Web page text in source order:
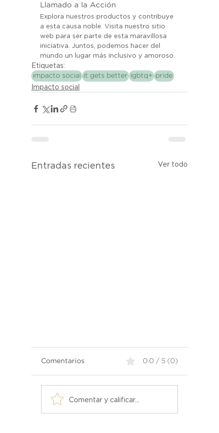
Llamado a la Acción
Explora nuestros productos y contribuye
a esta causa noble. Visita nuestro sitio
web para ser parte de esta maravillosa
iniciativa. Juntos, podemos hacer del
mundo un lugar más inclusivo y amoroso.
Etiquetas:
impacto social it gets better lgbtq+ pride
Impacto social
Entradas recientes Ver todo
Comentarios 0.0 / 5 (0)
Comentar y calificar...